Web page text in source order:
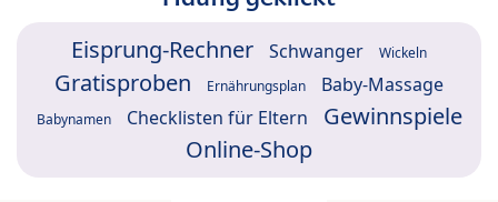
Eisprung-Rechner Schwanger Wickeln
Gratisproben Ernährungsplan Baby-Massage
Babynamen Checklisten für Eltern
Gewinnspiele
Online-Shop